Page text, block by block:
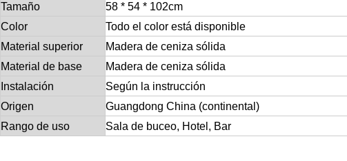
Tamaño
58 * 54 * 102cm
Color
Todo el color está disponible
Material superior
Madera de ceniza sólida
Material de base
Madera de ceniza sólida
Instalación
Según la instrucción
Origen
Guangdong China (continental)
Rango de uso
Sala de buceo, Hotel, Bar